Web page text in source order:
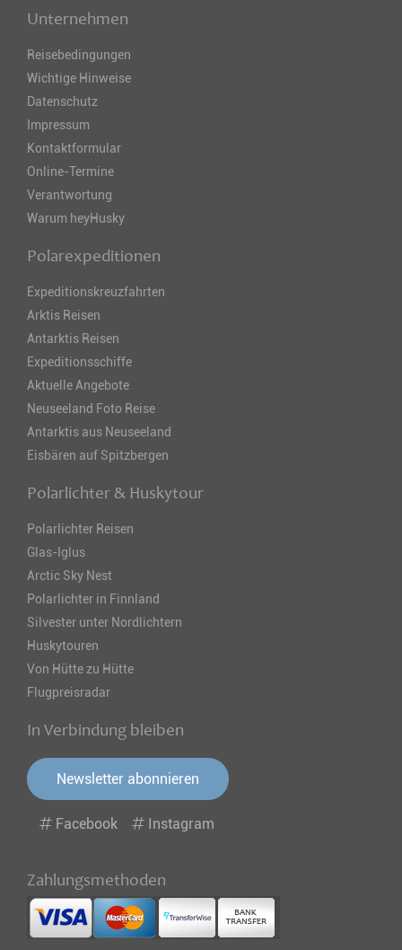
Unternehmen
Reisebedingungen
Wichtige Hinweise
Datenschutz
Impressum
Kontaktformular
Online-Termine
Verantwortung
Warum heyHusky
Polarexpeditionen
Expeditionskreuzfahrten
Arktis Reisen
Antarktis Reisen
Expeditionsschiffe
Aktuelle Angebote
Neuseeland Foto Reise
Antarktis aus Neuseeland
Eisbären auf Spitzbergen
Polarlichter & Huskytour
Polarlichter Reisen
Glas-Iglus
Arctic Sky Nest
Polarlichter in Finnland
Silvester unter Nordlichtern
Huskytouren
Von Hütte zu Hütte
Flugpreisradar
In Verbindung bleiben
Newsletter abonnieren
Facebook Instagram
Zahlungsmethoden